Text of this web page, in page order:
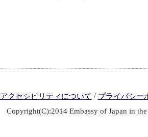
アクセシビリティについて / プライバシー
Copyright(C):2014 Embassy of Japan in